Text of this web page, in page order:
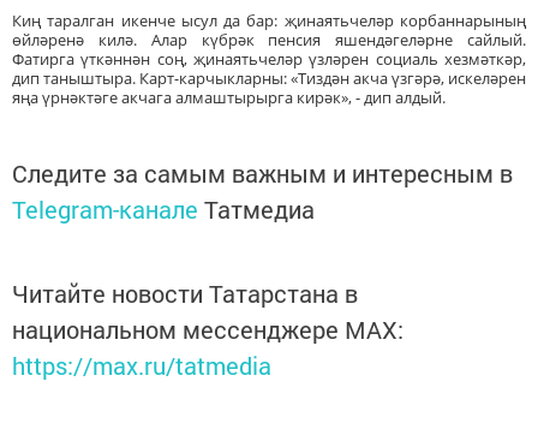
Киң таралган икенче ысул да бар: җинаятьчеләр корбаннарының
өйләренә килә. Алар күбрәк пенсия яшендәгеләрне сайлый.
Фатирга үткәннән соң, җинаятьчеләр үзләрен социаль хезмәткәр,
дип таныштыра. Карт-карчыкларны: «Тиздән акча үзгәрә, искеләрен
яңа үрнәктәге акчага алмаштырырга кирәк», - дип алдый.
Следите за самым важным и интересным в
Telegram-канале Татмедиа
Читайте новости Татарстана в
национальном мессенджере MАХ:
https://max.ru/tatmedia